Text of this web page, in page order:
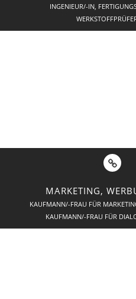
INGENIEUR/-IN,
MARKETING,
KAUFMANN/-FRAU FÜR
KAUFMANN/-FRAU FÜR